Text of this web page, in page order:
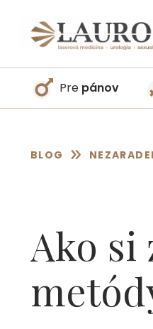
obsah
Pre pánov
BLOG »
Ako si